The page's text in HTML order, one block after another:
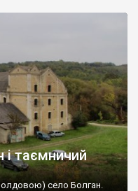
і таємничий
село Болган.